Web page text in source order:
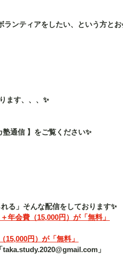
ンティアをしたい、という方と
ます、、、✨
通信 】をご覧ください✨
る」そんな配信をしております✨
年会費（15,000円）が「無料」
円）が「無料」
」